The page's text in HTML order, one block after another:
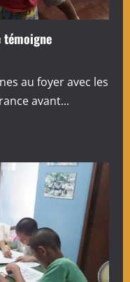
au foyer avec les
avant...